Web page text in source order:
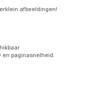
afbeeldingen!
en paginasnelheid.